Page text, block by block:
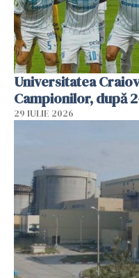
Universitatea
Campionilor, după
29 IULIE 2026